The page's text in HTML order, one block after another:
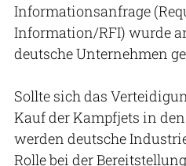
Informationsanfrage
Information/RFI) wurde
deutsche Unternehmen
Sollte sich das
Kauf der Kampfjets in
werden deutsche
Rolle bei der